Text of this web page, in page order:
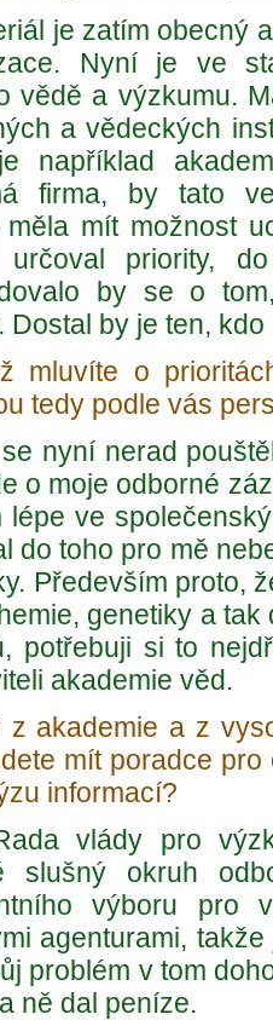
je zatím obecný
Nyní je ve
vědě a výzkumu.
a vědeckých
například
firma, by tato
měla mít možnost
priority,
by se o
Dostal by je ten,
mluvíte o
tedy podle vás
nyní nerad
o moje odborné
lépe ve
do toho pro mě
Především proto,
genetiky a
potřebuji si to
akademie věd.
z akademie a z
mít poradce
informací?
vlády pro
slušný okruh
výboru
agenturami,
problém v tom
ně dal peníze.